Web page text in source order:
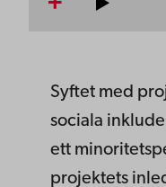
Syftet med
sociala
ett
projektets